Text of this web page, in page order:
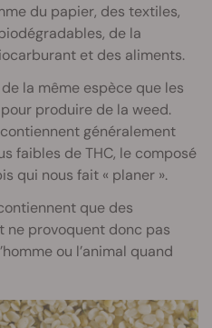
du papier, des textiles,
de la
et des aliments.
la même espèce que les
produire de la weed.
généralement
faibles de THC, le composé
qui nous fait « planer ».
que des
ne provoquent donc pas
ou l’animal quand